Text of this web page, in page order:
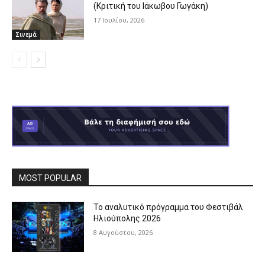
Σινεμά
(Κριτική του Ιάκωβου Γωγάκη)
17 Ιουλίου, 2026
MOST POPULAR
Το αναλυτικό πρόγραμμα του Φεστιβάλ
Ηλιούπολης 2026
8 Αυγούστου, 2026